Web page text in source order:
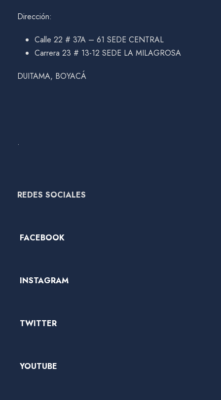
Dirección:
Calle 22 # 37A – 61 SEDE CENTRAL
Carrera 23 # 13-12 SEDE LA MILAGROSA
DUITAMA, BOYACÁ
.
REDES SOCIALES
FACEBOOK
INSTAGRAM
TWITTER
YOUTUBE